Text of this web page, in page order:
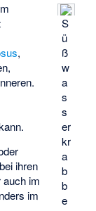
S
ü
ß
w
a
s
s
er
kr
a
b
b
e
,
ihren
im
im